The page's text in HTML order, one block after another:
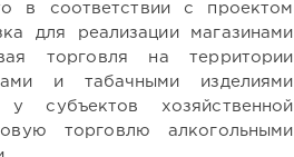
в соответствии с проектом
для реализации магазинами
торговля на территории
и табачными изделиями
субъектов хозяйственной
торговлю алкогольными